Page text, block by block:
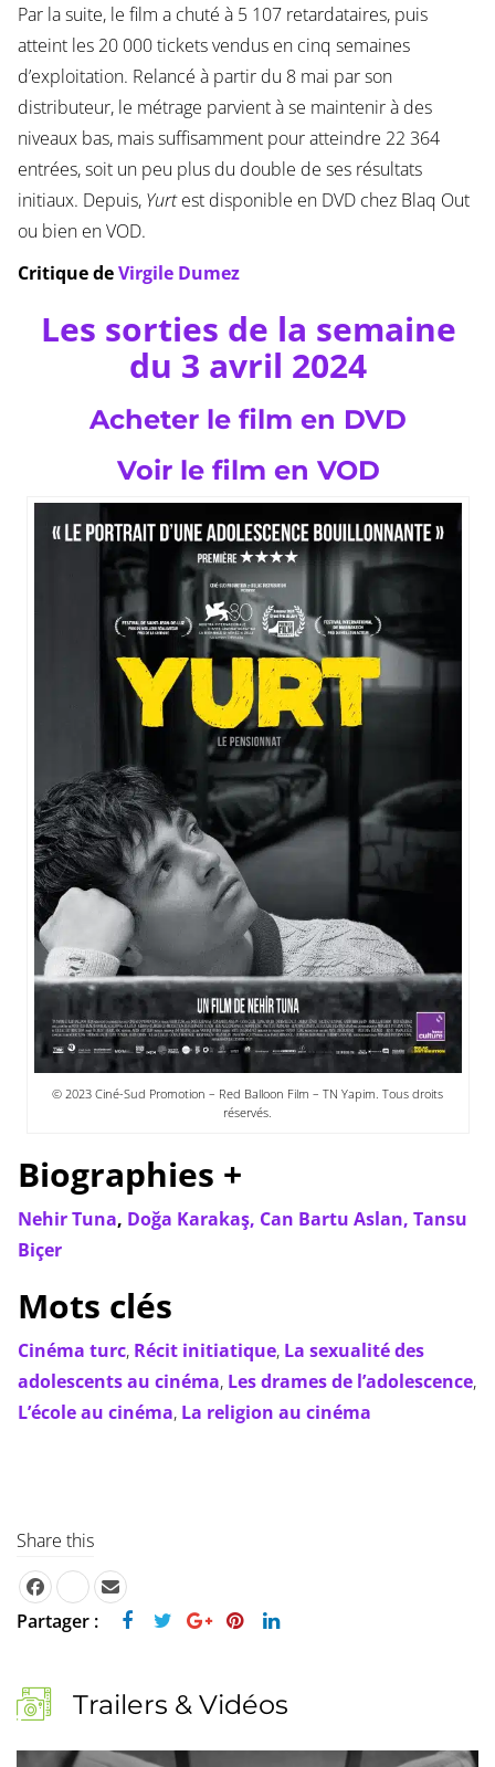
Par la suite, le film a chuté à 5 107 retardataires, puis
atteint les 20 000 tickets vendus en cinq semaines
d’exploitation. Relancé à partir du 8 mai par son
distributeur, le métrage parvient à se maintenir à des
niveaux bas, mais suffisamment pour atteindre 22 364
entrées, soit un peu plus du double de ses résultats
initiaux. Depuis, Yurtest disponible en DVD chez Blaq Out
ou bien en VOD.
Critique deVirgile Dumez
Les sorties de la semaine
du 3 avril 2024
Acheter le film en DVD
Voir le film en VOD
© 2023 Ciné-Sud Promotion – Red Balloon Film – TN Yapim. Tous droits
réservés.
Biographies +
Nehir Tuna, Doğa Karakaş, Can Bartu Aslan, Tansu
Biçer
Mots clés
Cinéma turc, Récit initiatique, La sexualité des
adolescents au cinéma, Les drames de l’adolescence,
L’école au cinéma, La religion au cinéma
Share this
Partager :
Trailers & Vidéos